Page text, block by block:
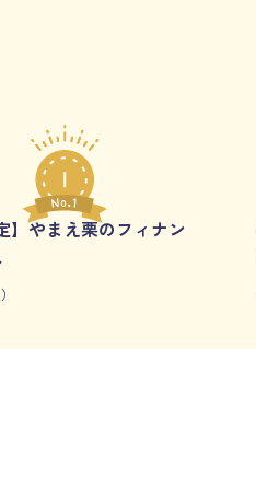
】やまえ栗のフィナン